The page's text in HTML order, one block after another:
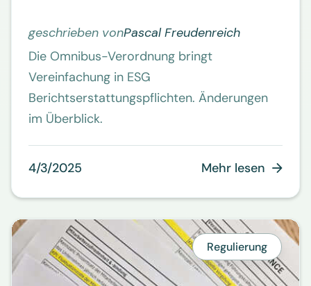
geschrieben vonPascal Freudenreich
Die Omnibus-Verordnung bringt
Vereinfachung in ESG
Berichtserstattungspflichten. Änderungen
im Überblick.
4/3/2025 Mehr lesen 
Regulierung